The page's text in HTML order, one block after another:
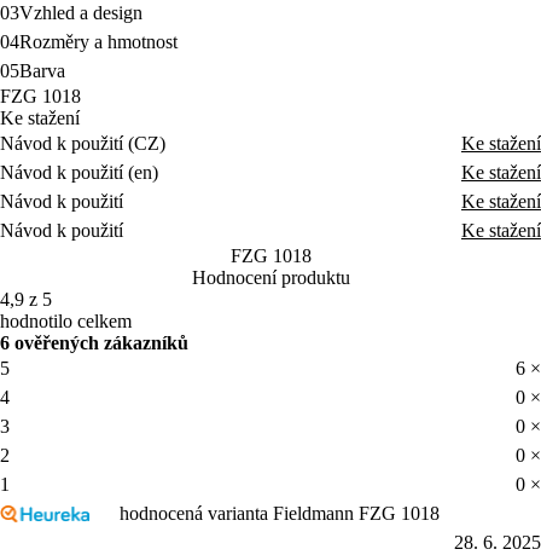
03Vzhled a design
04Rozměry a hmotnost
05Barva
FZG 1018
Ke stažení
Návod k použití (CZ)
Ke stažení
Návod k použití (en)
Ke stažení
Návod k použití
Ke stažení
Návod k použití
Ke stažení
FZG 1018
Hodnocení produktu
4,9 z 5
hodnotilo celkem
6 ověřených zákazníků
5
6 ×
4
0 ×
3
0 ×
2
0 ×
1
0 ×
hodnocená varianta Fieldmann FZG 1018
28. 6. 2025